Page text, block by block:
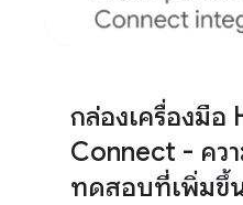
กล่องเครื่องมือ
Connect - ควา
ทดสอบที่เพิ่มขึ้